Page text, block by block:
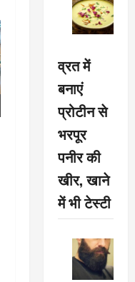
व्रत में
बनाएं
प्रोटीन से
भरपूर
पनीर की
खीर, खाने
में भी टेस्टी